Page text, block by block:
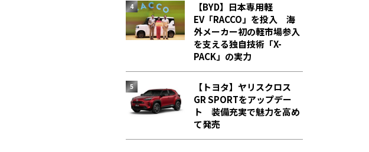
【BYD】日本専用軽
EV「RACCO」を投入 海
外メーカー初の軽市場参入
を支える独自技術「X-
PACK」の実力
【トヨタ】ヤリスクロス
GR SPORTをアップデー
ト 装備充実で魅力を高め
て発売